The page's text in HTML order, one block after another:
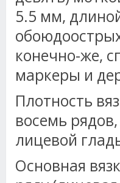
5.5 мм,
конечно-же,
маркеры и
Плотность
восемь
лицевой
Основная